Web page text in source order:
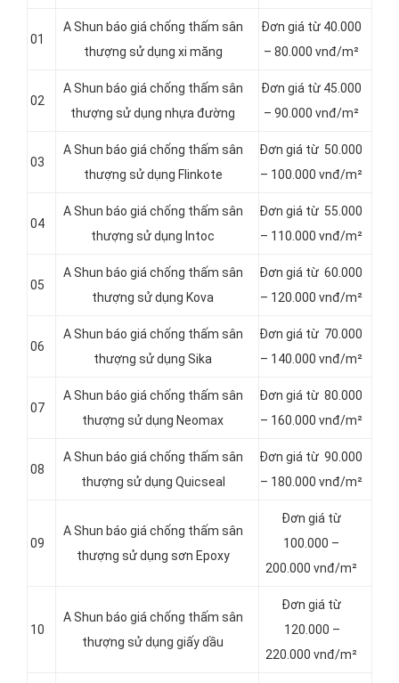
01
A Shun báo giá chống thấm sân
thượng sử dụng xi măng
Đơn giá từ 40.000
– 80.000 vnđ/m²
02
A Shun báo giá chống thấm sân
thượng sử dụng nhựa đường
Đơn giá từ 45.000
– 90.000 vnđ/m²
03
A Shun báo giá chống thấm sân
thượng sử dụng Flinkote
Đơn giá từ 50.000
– 100.000 vnđ/m²
04
A Shun báo giá chống thấm sân
thượng sử dụng Intoc
Đơn giá từ 55.000
– 110.000 vnđ/m²
05
A Shun báo giá chống thấm sân
thượng sử dụng Kova
Đơn giá từ 60.000
– 120.000 vnđ/m²
06
A Shun báo giá chống thấm sân
thượng sử dụng Sika
Đơn giá từ 70.000
– 140.000 vnđ/m²
07
A Shun báo giá chống thấm sân
thượng sử dụng Neomax
Đơn giá từ 80.000
– 160.000 vnđ/m²
08
A Shun báo giá chống thấm sân
thượng sử dụng Quicseal
Đơn giá từ 90.000
– 180.000 vnđ/m²
09
A Shun báo giá chống thấm sân
thượng sử dụng sơn Epoxy
Đơn giá từ
100.000 –
200.000 vnđ/m²
10
A Shun báo giá chống thấm sân
thượng sử dụng giấy dầu
Đơn giá từ
120.000 –
220.000 vnđ/m²